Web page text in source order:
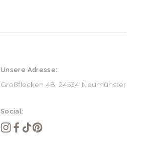
Unsere Adresse:
Großflecken 48, 24534 Neumünster
Social: